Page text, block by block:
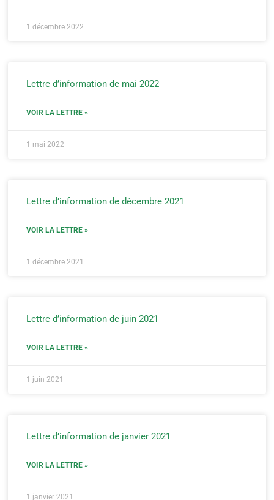
1 décembre 2022
Lettre d’information de mai 2022
VOIR LA LETTRE »
1 mai 2022
Lettre d’information de décembre 2021
VOIR LA LETTRE »
1 décembre 2021
Lettre d’information de juin 2021
VOIR LA LETTRE »
1 juin 2021
Lettre d’information de janvier 2021
VOIR LA LETTRE »
1 janvier 2021